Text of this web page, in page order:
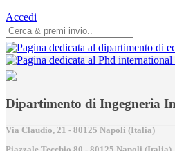
Accedi
Dipartimento di Ingegneria
Via Claudio, 21 - 80125 Napoli (Italia)